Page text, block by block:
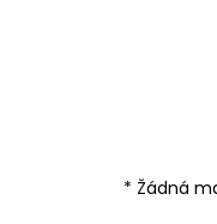
* Žádná